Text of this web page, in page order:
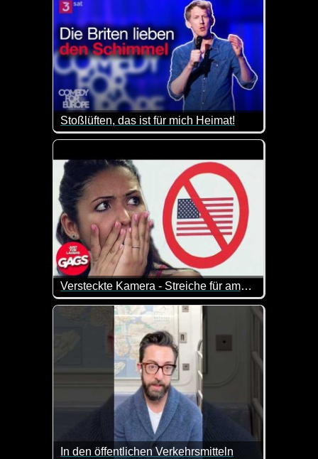
Stoßlüften, das ist für mich Heimat!
Comedian Christian Schulte-Loh deckt auf, was
Versteckte Kamera - Streiche für amerikanische Touristen im Ausland
Die Versteckte Kamera schafft es immer wieder,
In den öffentlichen Verkehrsmitteln